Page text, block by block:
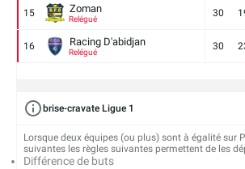
15 Zoman
Relégué
30
16 Racing D'abidjan
Relégué
30
brise-cravate Ligue 1
Lorsque deux équipes (ou plus) sont à égalité sur
suivantes les règles suivantes permettent de les
Différence de buts